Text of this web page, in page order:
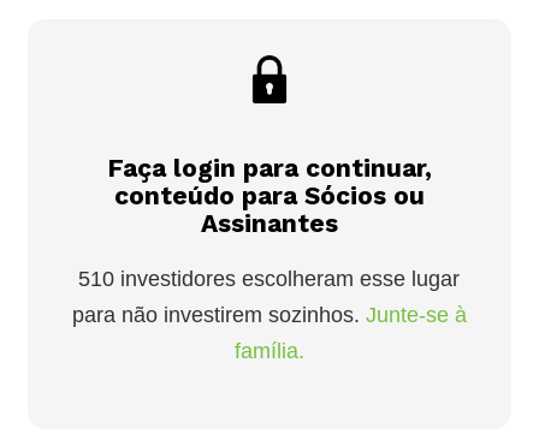
Faça login para continuar,
conteúdo para Sócios ou
Assinantes
510 investidores escolheram esse lugar
para não investirem sozinhos. Junte-se à
família.